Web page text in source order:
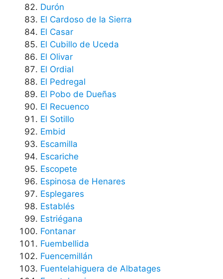
Durón
El Cardoso de la Sierra
El Casar
El Cubillo de Uceda
El Olivar
El Ordial
El Pedregal
El Pobo de Dueñas
El Recuenco
El Sotillo
Embid
Escamilla
Escariche
Escopete
Espinosa de Henares
Esplegares
Establés
Estriégana
Fontanar
Fuembellida
Fuencemillán
Fuentelahiguera de Albatages